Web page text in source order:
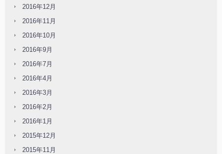
2016年12月
2016年11月
2016年10月
2016年9月
2016年7月
2016年4月
2016年3月
2016年2月
2016年1月
2015年12月
2015年11月